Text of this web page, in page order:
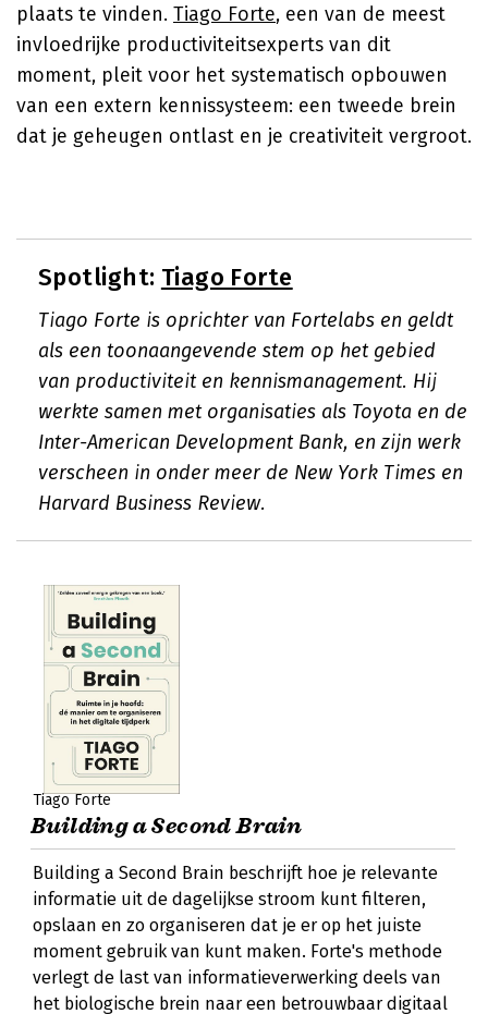
plaats te vinden. Tiago Forte, een van de meest
invloedrijke productiviteitsexperts van dit
moment, pleit voor het systematisch opbouwen
van een extern kennissysteem: een tweede brein
dat je geheugen ontlast en je creativiteit vergroot.
Spotlight: Tiago Forte
Tiago Forte is oprichter van Fortelabs en geldt
als een toonaangevende stem op het gebied
van productiviteit en kennismanagement. Hij
werkte samen met organisaties als Toyota en de
Inter-American Development Bank, en zijn werk
verscheen in onder meer de New York Times en
Harvard Business Review.
Tiago Forte
Building a Second Brain
Building a Second Brain beschrijft hoe je relevante
informatie uit de dagelijkse stroom kunt filteren,
opslaan en zo organiseren dat je er op het juiste
moment gebruik van kunt maken. Forte's methode
verlegt de last van informatieverwerking deels van
het biologische brein naar een betrouwbaar digitaal